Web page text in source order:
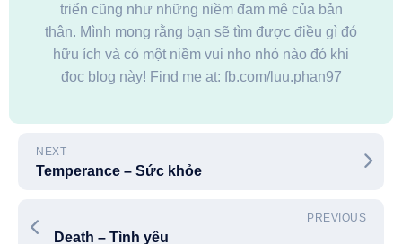
triển cũng như những niềm đam mê của bản
thân. Mình mong rằng bạn sẽ tìm được điều gì đó
hữu ích và có một niềm vui nho nhỏ nào đó khi
đọc blog này! Find me at: fb.com/luu.phan97
NEXT
Temperance – Sức khỏe
PREVIOUS
Death – Tình yêu